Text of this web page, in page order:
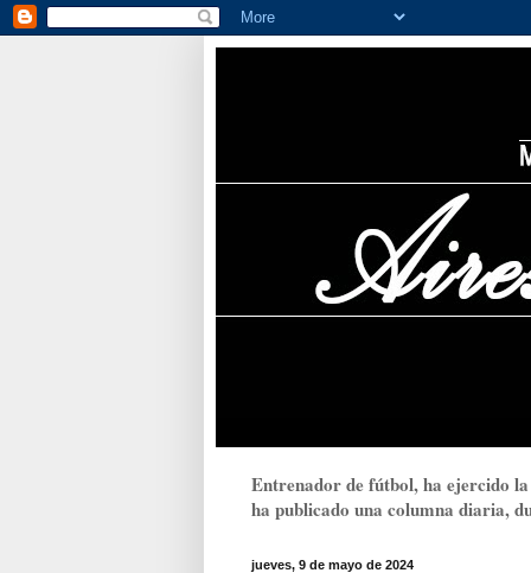
Entrenador de fútbol, ha ejercido
ha publicado una columna diaria,
jueves, 9 de mayo de 2024